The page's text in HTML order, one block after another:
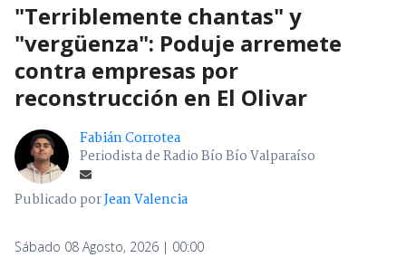
"Terriblemente chantas" y
"vergüenza": Poduje arremete
contra empresas por
reconstrucción en El Olivar
Fabián Corrotea
Periodista de Radio Bío Bío Valparaíso
Publicado porJean Valencia
Sábado 08 Agosto, 2026 | 00:00